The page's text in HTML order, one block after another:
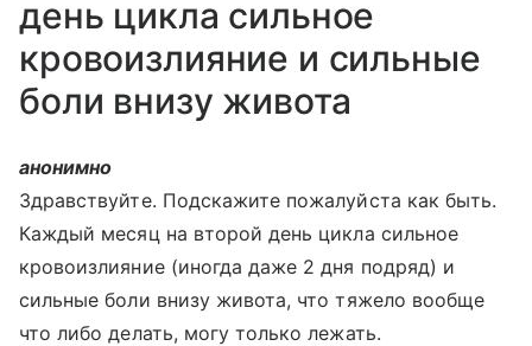
день цикла сильное
кровоизлияние и сильные
боли внизу живота
анонимно
Здравствуйте. Подскажите пожалуйста как быть.
Каждый месяц на второй день цикла сильное
кровоизлияние (иногда даже 2 дня подряд) и
сильные боли внизу живота, что тяжело вообще
что либо делать, могу только лежать.